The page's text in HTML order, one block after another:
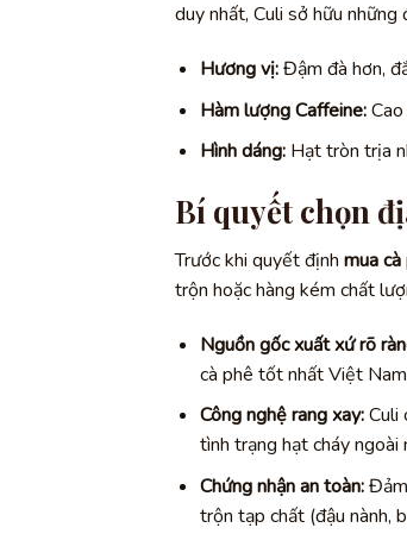
duy nhất, Culi sở hữu những
Hương vị:Đậm đà hơn,
Hàm lượng Caffeine:Cao
Hình dáng:Hạt tròn trịa
Bí quyết chọn
Trước khi quyết định mua
trộn hoặc hàng kém chất
Nguồn gốc xuất xứ rõ
cà phê tốt nhất Việt
Công nghệ rang xay:Culi
tình trạng hạt cháy ngoài
Chứng nhận an toàn:Đảm
trộn tạp chất (đậu nành,